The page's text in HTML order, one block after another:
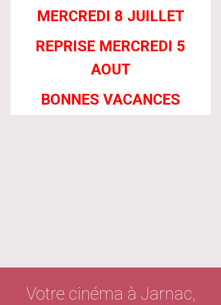
MERCREDI 8 JUILLET
REPRISE MERCREDI 5
AOUT
BONNES VACANCES
Votre cinéma à Jarnac,